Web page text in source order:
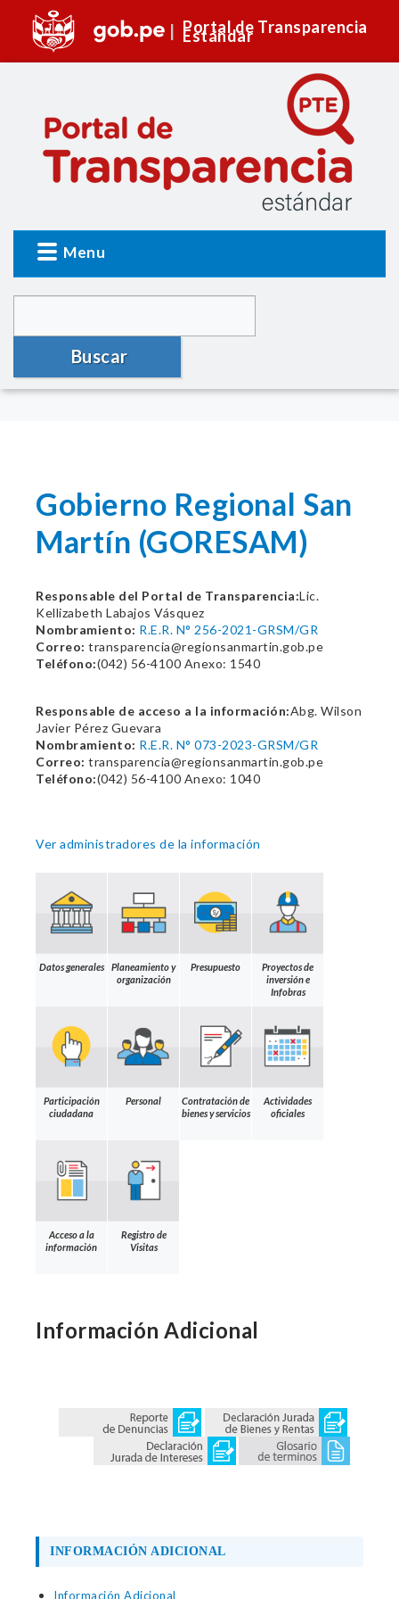
Portal de Transparencia
Estándar
Menu
Buscar
Gobierno Regional San
Martín (GORESAM)
Responsable del Portal de Transparencia:Lic.
Kellizabeth Labajos Vásquez
Nombramiento: R.E.R. N° 256-2021-GRSM/GR
Correo: transparencia@regionsanmartin.gob.pe
Teléfono:(042) 56-4100 Anexo: 1540
Responsable de acceso a la información:Abg. Wilson
Javier Pérez Guevara
Nombramiento: R.E.R. N° 073-2023-GRSM/GR
Correo: transparencia@regionsanmartin.gob.pe
Teléfono:(042) 56-4100 Anexo: 1040
Ver administradores de la información
Datos generales
Planeamiento y
organización
Presupuesto
Proyectos de
inversión e
Infobras
Participación
ciudadana
Personal
Contratación de
bienes y servicios
Actividades
oficiales
Acceso a la
información
Registro de
Visitas
Información Adicional
INFORMACIÓN ADICIONAL
Información Adicional